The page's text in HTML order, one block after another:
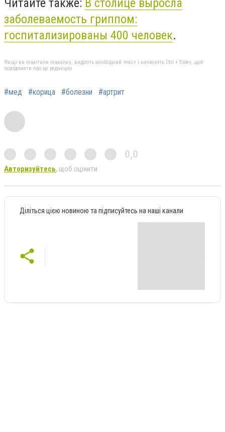
Читайте также: В столице выросла
заболеваемость гриппом:
госпитализированы 400 человек.
Якщо ви помітили помилку, виділіть необхідний текст і натисніть Ctrl + Enter, щоб
повідомити про це редакцію
#мед #корица #болезни #артрит
0,0
Авторизуйтесь, щоб оцінити
Діліться цією новиною та підписуйтесь на наші канали